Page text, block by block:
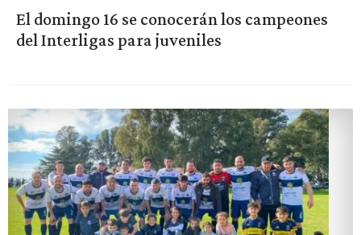
El domingo 16 se conocerán los campeones
del Interligas para juveniles